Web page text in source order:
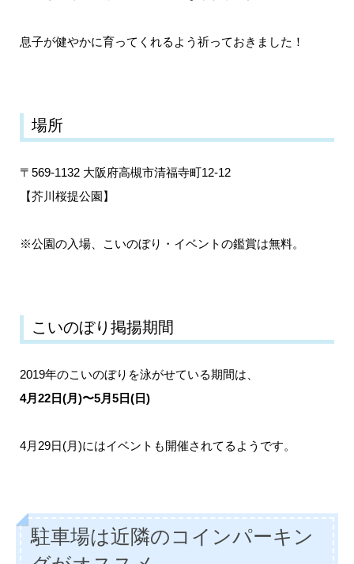
息子が健やかに育ってくれるよう祈っておきました！
場所
〒569-1132 大阪府高槻市清福寺町12-12
【芥川桜提公園】
※公園の入場、こいのぼり・イベントの鑑賞は無料。
こいのぼり掲揚期間
2019年のこいのぼりを泳がせている期間は、
4月22日(月)〜5月5日(日)
4月29日(月)にはイベントも開催されてるようです。
駐車場は近隣のコインパーキン